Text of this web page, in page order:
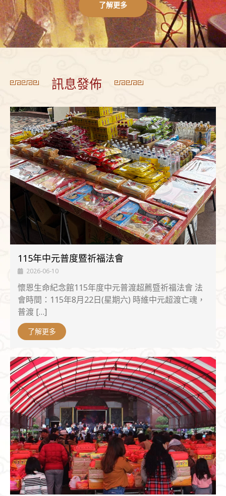
了解更多
訊息發佈
115年中元普度暨祈福法會
2026-06-10
懷恩生命紀念館115年度中元普渡超薦暨祈福法會 法
會時間：115年8月22日(星期六) 時維中元超渡亡魂，
普渡 […]
了解更多